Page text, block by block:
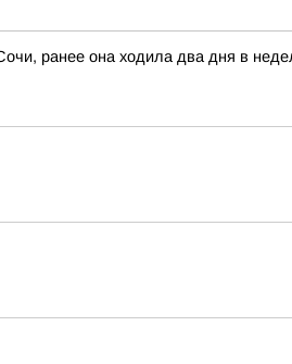
ранее она ходила два дня в